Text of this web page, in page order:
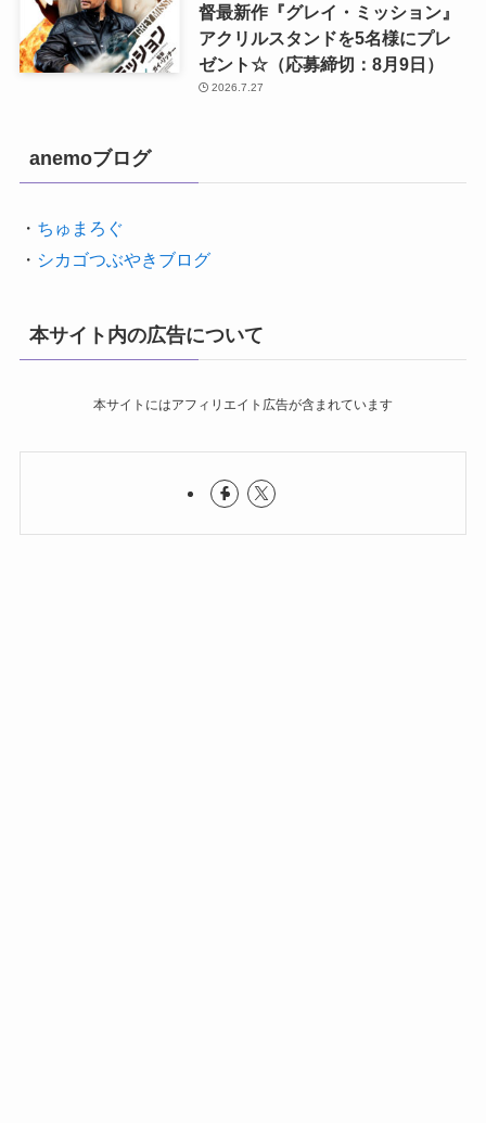
督最新作『グレイ・ミッション』
アクリルスタンドを5名様にプレ
ゼント☆（応募締切：8月9日）
2026.7.27
anemoブログ
・ ちゅまろぐ
・ シカゴつぶやきブログ
本サイト内の広告について
本サイトにはアフィリエイト広告が含まれています